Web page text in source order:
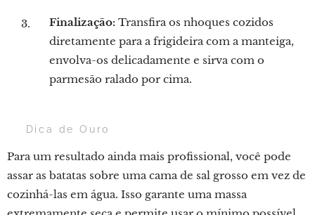
Finalização: Transfira os nhoques cozidos
diretamente para a frigideira com a manteiga,
envolva-os delicadamente e sirva com o
parmesão ralado por cima.
💡 Dica de Ouro
Para um resultado ainda mais profissional, você pode
assar as batatas sobre uma cama de sal grosso em vez de
cozinhá-las em água. Isso garante uma massa